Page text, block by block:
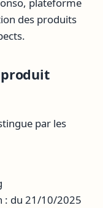
des produits
par les
: du 21/10/2025